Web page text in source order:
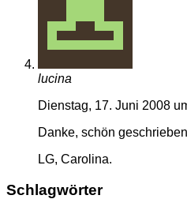
lucina
Dienstag, 17. Juni 2008
Danke, schön
LG, Carolina.
Schlagwörter